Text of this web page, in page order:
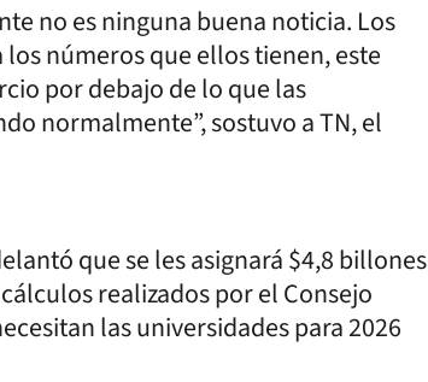
no es ninguna buena noticia. Los
números que ellos tienen, este
por debajo de lo que las
normalmente”, sostuvo a TN, el
que se les asignará $4,8 billones
realizados por el Consejo
las universidades para 2026